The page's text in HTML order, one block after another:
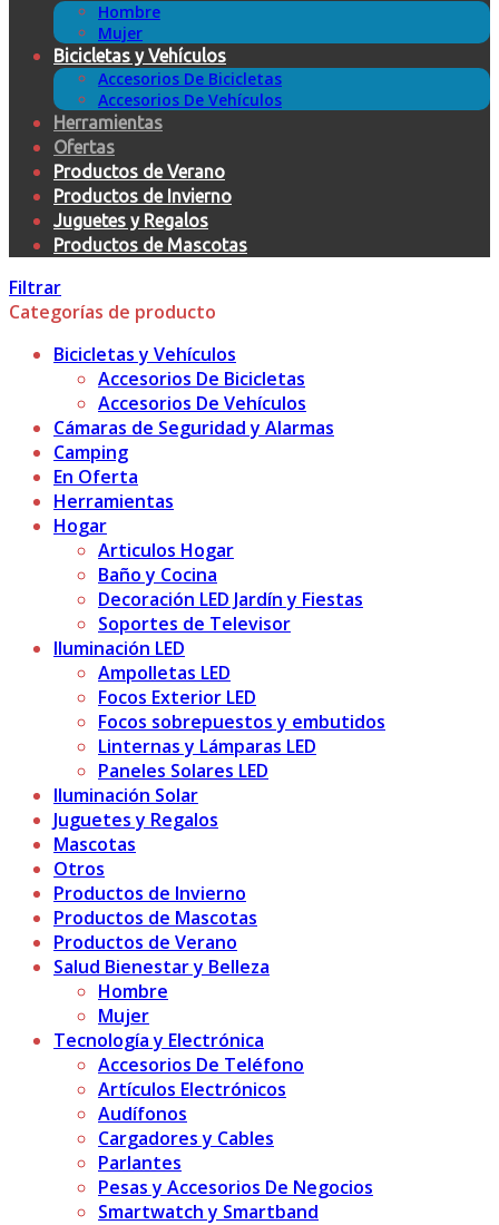
Hombre
Mujer
Bicicletas y Vehículos
Accesorios De Bicicletas
Accesorios De Vehículos
Herramientas
Ofertas
Productos de Verano
Productos de Invierno
Juguetes y Regalos
Productos de Mascotas
Filtrar
Categorías de producto
Bicicletas y Vehículos
Accesorios De Bicicletas
Accesorios De Vehículos
Cámaras de Seguridad y Alarmas
Camping
En Oferta
Herramientas
Hogar
Articulos Hogar
Baño y Cocina
Decoración LED Jardín y Fiestas
Soportes de Televisor
Iluminación LED
Ampolletas LED
Focos Exterior LED
Focos sobrepuestos y embutidos
Linternas y Lámparas LED
Paneles Solares LED
Iluminación Solar
Juguetes y Regalos
Mascotas
Otros
Productos de Invierno
Productos de Mascotas
Productos de Verano
Salud Bienestar y Belleza
Hombre
Mujer
Tecnología y Electrónica
Accesorios De Teléfono
Artículos Electrónicos
Audífonos
Cargadores y Cables
Parlantes
Pesas y Accesorios De Negocios
Smartwatch y Smartband